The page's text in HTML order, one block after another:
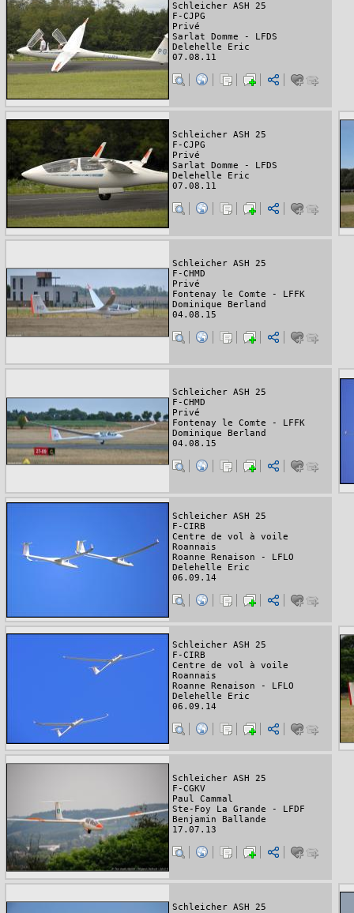
Schleicher ASH 25
F-CJPG
Privé
Sarlat Domme - LFDS
Delehelle Eric
07.08.11
Schleicher ASH 25
F-CJPG
Privé
Sarlat Domme - LFDS
Delehelle Eric
07.08.11
Schleicher ASH 25
F-CHMD
Privé
Fontenay le Comte - LFFK
Dominique Berland
04.08.15
Schleicher ASH 25
F-CHMD
Privé
Fontenay le Comte - LFFK
Dominique Berland
04.08.15
Schleicher ASH 25
F-CIRB
Centre de vol à voile
Roannais
Roanne Renaison - LFLO
Delehelle Eric
06.09.14
Schleicher ASH 25
F-CIRB
Centre de vol à voile
Roannais
Roanne Renaison - LFLO
Delehelle Eric
06.09.14
Schleicher ASH 25
F-CGKV
Paul Cammal
Ste-Foy La Grande - LFDF
Benjamin Ballande
17.07.13
Schleicher ASH 25